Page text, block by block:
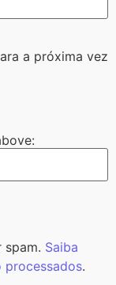
a próxima vez
spam. Saiba
processados.